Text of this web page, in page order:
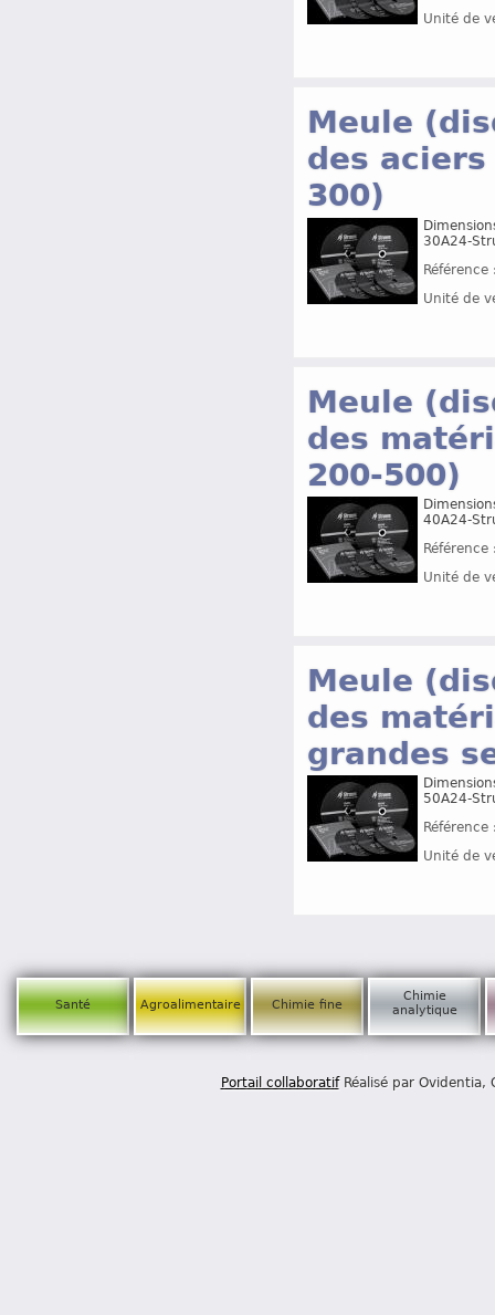
Unité de
Meule
des
300)
30A24-
Unité de
Meule
des
200-500)
40A24-
Unité de
Meule
des
grandes
50A24-
Unité de
Santé Agroalimentaire Chimie fine
Chimie
analytique
Portail collaboratifRéalisé par Ovidentia,